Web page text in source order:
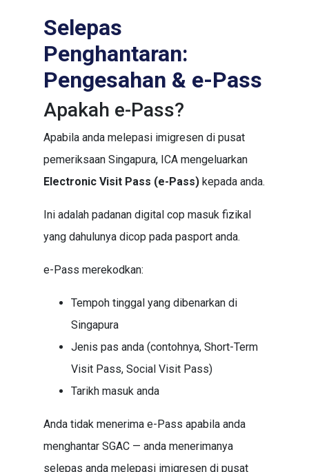
Selepas
Penghantaran:
Pengesahan & e-Pass
Apakah e-Pass?
Apabila anda melepasi imigresen di pusat
pemeriksaan Singapura, ICA mengeluarkan
Electronic Visit Pass (e-Pass) kepada anda.
Ini adalah padanan digital cop masuk fizikal
yang dahulunya dicop pada pasport anda.
e-Pass merekodkan:
Tempoh tinggal yang dibenarkan di
Singapura
Jenis pas anda (contohnya, Short-Term
Visit Pass, Social Visit Pass)
Tarikh masuk anda
Anda tidak menerima e-Pass apabila anda
menghantar SGAC — anda menerimanya
selepas anda melepasi imigresen di pusat